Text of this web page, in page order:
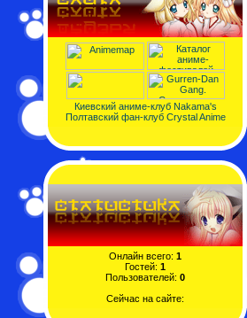
Киевский аниме-клуб Nakama's
Полтавский фан-клуб Crystal Anime
Онлайн всего: 1
Гостей: 1
Пользователей: 0
Сейчас на сайте: